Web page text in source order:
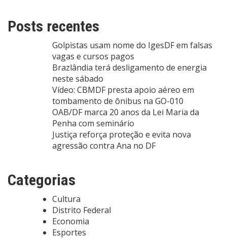
Posts recentes
Golpistas usam nome do IgesDF em falsas
vagas e cursos pagos
Brazlândia terá desligamento de energia
neste sábado
Vídeo: CBMDF presta apoio aéreo em
tombamento de ônibus na GO-010
OAB/DF marca 20 anos da Lei Maria da
Penha com seminário
Justiça reforça proteção e evita nova
agressão contra Ana no DF
Categorias
Cultura
Distrito Federal
Economia
Esportes